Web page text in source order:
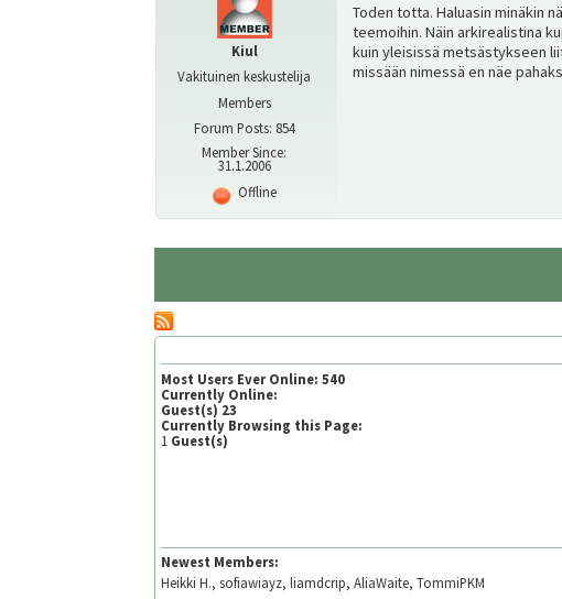
Kiul
Vakituinen keskustelija
Members
Forum Posts: 854
Member Since:
31.1.2006
Offline
Toden totta. Haluasin minäkin
teemoihin. Näin arkirealistina
kuin yleisissä metsästykseen
missään nimessä en näe
Most Users Ever Online:540
Currently Online:
Guest(s) 23
Currently Browsing this Page:
1 Guest(s)
Newest Members:
Heikki H., sofiawiayz, liamdcrip, AliaWaite, TommiPKM